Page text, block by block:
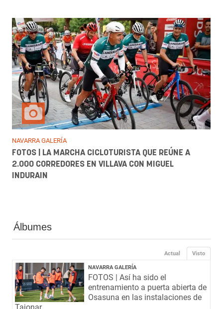
NAVARRA GALERÍA
FOTOS | LA MARCHA CICLOTURISTA QUE REÚNE A
2.000 CORREDORES EN VILLAVA CON MIGUEL
INDURAIN
Álbumes
Visto
Actual
NAVARRA GALERÍA
FOTOS | Así ha sido el
entrenamiento a puerta abierta de
Osasuna en las instalaciones de